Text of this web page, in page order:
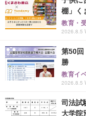
棚」く
教育・
2026.8.5
第50回
勝
教育イ
2026.8.5
司法試
大学院